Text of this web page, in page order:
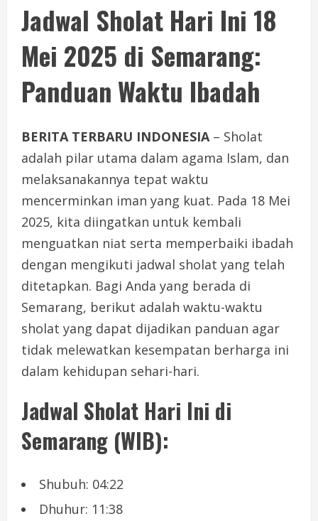
Jadwal Sholat Hari Ini 18
Mei 2025 di Semarang:
Panduan Waktu Ibadah
BERITA TERBARU INDONESIA– Sholat
adalah pilar utama dalam agama Islam, dan
melaksanakannya tepat waktu
mencerminkan iman yang kuat. Pada 18 Mei
2025, kita diingatkan untuk kembali
menguatkan niat serta memperbaiki ibadah
dengan mengikuti jadwal sholat yang telah
ditetapkan. Bagi Anda yang berada di
Semarang, berikut adalah waktu-waktu
sholat yang dapat dijadikan panduan agar
tidak melewatkan kesempatan berharga ini
dalam kehidupan sehari-hari.
Jadwal Sholat Hari Ini di
Semarang (WIB):
Shubuh: 04:22
Dhuhur: 11:38